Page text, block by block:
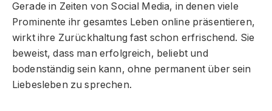
Gerade in Zeiten von Social Media, in denen viele
Prominente ihr gesamtes Leben online präsentieren,
wirkt ihre Zurückhaltung fast schon erfrischend. Sie
beweist, dass man erfolgreich, beliebt und
bodenständig sein kann, ohne permanent über sein
Liebesleben zu sprechen.